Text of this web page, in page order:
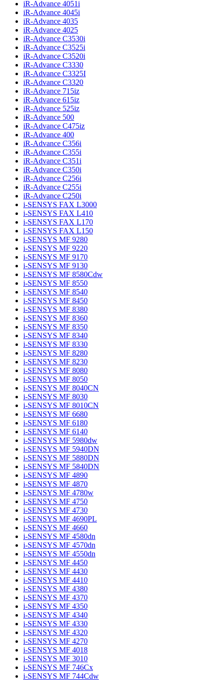
iR-Advance 4051i
iR-Advance 4045i
iR-Advance 4035
iR-Advance 4025
iR-Advance C3530i
iR-Advance C3525i
iR-Advance C3520i
iR-Advance C3330
iR-Advance C3325I
iR-Advance C3320
iR-Advance 715iz
iR-Advance 615iz
iR-Advance 525iz
iR-Advance 500
iR-Advance C475iz
iR-Advance 400
iR-Advance C356i
iR-Advance C355i
iR-Advance C351i
iR-Advance C350i
iR-Advance C256i
iR-Advance C255i
iR-Advance C250i
i-SENSYS FAX L3000
i-SENSYS FAX L410
i-SENSYS FAX L170
i-SENSYS FAX L150
i-SENSYS MF 9280
i-SENSYS MF 9220
i-SENSYS MF 9170
i-SENSYS MF 9130
i-SENSYS MF 8580Cdw
i-SENSYS MF 8550
i-SENSYS MF 8540
i-SENSYS MF 8450
i-SENSYS MF 8380
i-SENSYS MF 8360
i-SENSYS MF 8350
i-SENSYS MF 8340
i-SENSYS MF 8330
i-SENSYS MF 8280
i-SENSYS MF 8230
i-SENSYS MF 8080
i-SENSYS MF 8050
i-SENSYS MF 8040CN
i-SENSYS MF 8030
i-SENSYS MF 8010CN
i-SENSYS MF 6680
i-SENSYS MF 6180
i-SENSYS MF 6140
i-SENSYS MF 5980dw
i-SENSYS MF 5940DN
i-SENSYS MF 5880DN
i-SENSYS MF 5840DN
i-SENSYS MF 4890
i-SENSYS MF 4870
i-SENSYS MF 4780w
i-SENSYS MF 4750
i-SENSYS MF 4730
i-SENSYS MF 4690PL
i-SENSYS MF 4660
i-SENSYS MF 4580dn
i-SENSYS MF 4570dn
i-SENSYS MF 4550dn
i-SENSYS MF 4450
i-SENSYS MF 4430
i-SENSYS MF 4410
i-SENSYS MF 4380
i-SENSYS MF 4370
i-SENSYS MF 4350
i-SENSYS MF 4340
i-SENSYS MF 4330
i-SENSYS MF 4320
i-SENSYS MF 4270
i-SENSYS MF 4018
i-SENSYS MF 3010
i-SENSYS MF 746Cx
i-SENSYS MF 744Cdw